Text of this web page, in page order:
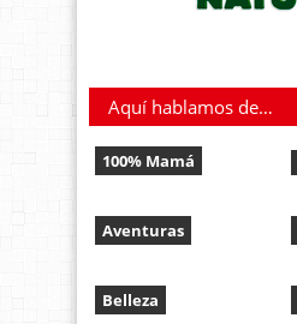
Aquí hablamos de…
100% Mamá
Aventuras
Belleza